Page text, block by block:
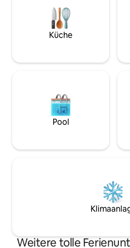
abgelegen und du wirst die Wildnis
erleben. Ein 10-minütiger Fußweg
der Straße oder eine 3-minütige
Wanderung, du musst leicht
minütige Fahrt oder 15
Küche
Pool
Weitere tolle